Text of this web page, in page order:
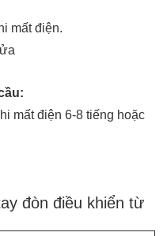
mất điện.
mất điện 6-8 tiếng hoặc
đòn điều khiển từ